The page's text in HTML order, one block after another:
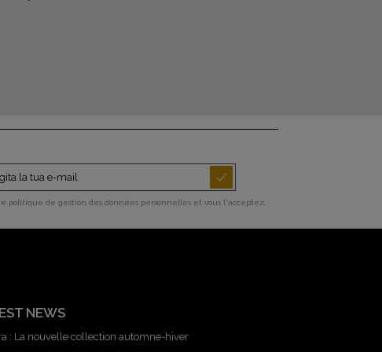
politique de gestion des données personnelles et vous l'acceptez.
NEWS
: La nouvelle collection automne-hiver